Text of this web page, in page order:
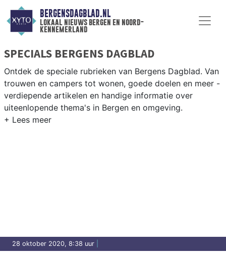
BERGENSDAGBLAD.NL
lokaal nieuws bergen en noord-
kennemerland
SPECIALS BERGENS DAGBLAD
Ontdek de speciale rubrieken van Bergens Dagblad. Van
trouwen en campers tot wonen, goede doelen en meer -
verdiepende artikelen en handige informatie over
uiteenlopende thema's in Bergen en omgeving.
28 oktober 2020, 8:38 uur